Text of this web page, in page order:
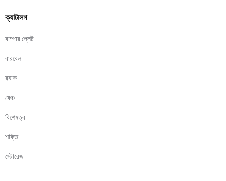
ক্যাটালগ
বাম্পার প্লেট
বারবেল
র‍্যাক
বেঞ্চ
বিশেষত্ব
শক্তি
স্টোরেজ